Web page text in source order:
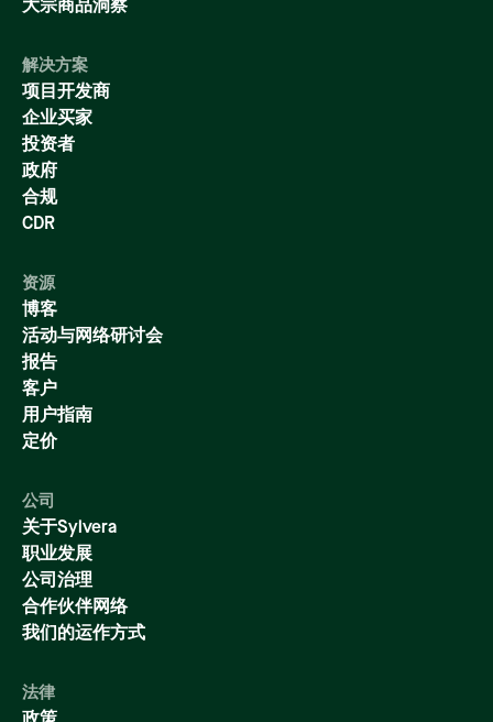
大宗商品洞察
解决方案
项目开发商
企业买家
投资者
政府
合规
CDR
资源
博客
活动与网络研讨会
报告
客户
用户指南
定价
公司
关于Sylvera
职业发展
公司治理
合作伙伴网络
我们的运作方式
法律